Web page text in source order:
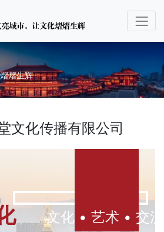
熠生辉
文化传播有限公司
文化 • 艺术 • 交流